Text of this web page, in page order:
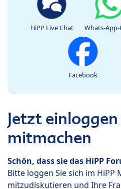
HiPP Live Chat Whats-App-
Facebook
Jetzt
mitmachen
Schön, dass sie das HiPP
Bitte loggen Sie sich im HiPP
mitzudiskutieren und Ihre